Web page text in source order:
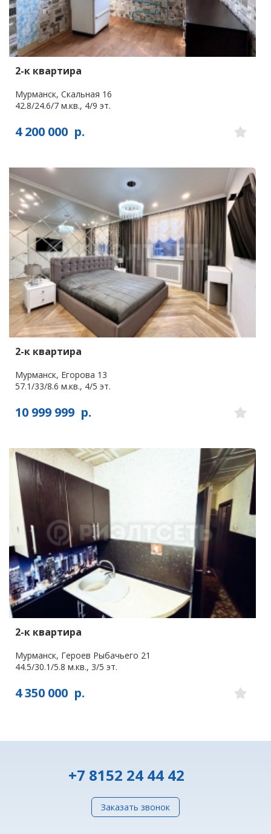
2-к квартира
Мурманск, Скальная 16
42.8/24.6/7 м.кв., 4/9 эт.
4 200 000 р.
2-к квартира
Мурманск, Егорова 13
57.1/33/8.6 м.кв., 4/5 эт.
10 999 999 р.
2-к квартира
Мурманск, Героев Рыбачьего 21
44.5/30.1/5.8 м.кв., 3/5 эт.
4 350 000 р.
+7 8152 24 44 42
Заказать звонок